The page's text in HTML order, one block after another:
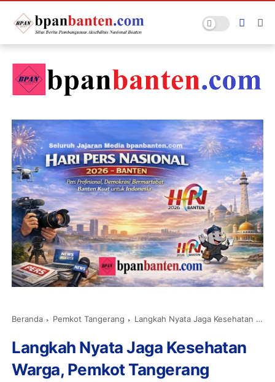
Beranda Pemkot Tangerang Langkah Nyata Jaga Kesehatan Warga, Pemkot Tangerang Adakan Pelatihan Pengawasan Kualitas Air Minum
Langkah Nyata Jaga Kesehatan
Warga, Pemkot Tangerang